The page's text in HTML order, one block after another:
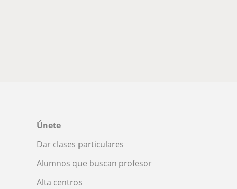
Únete
Dar clases particulares
Alumnos que buscan profesor
Alta centros